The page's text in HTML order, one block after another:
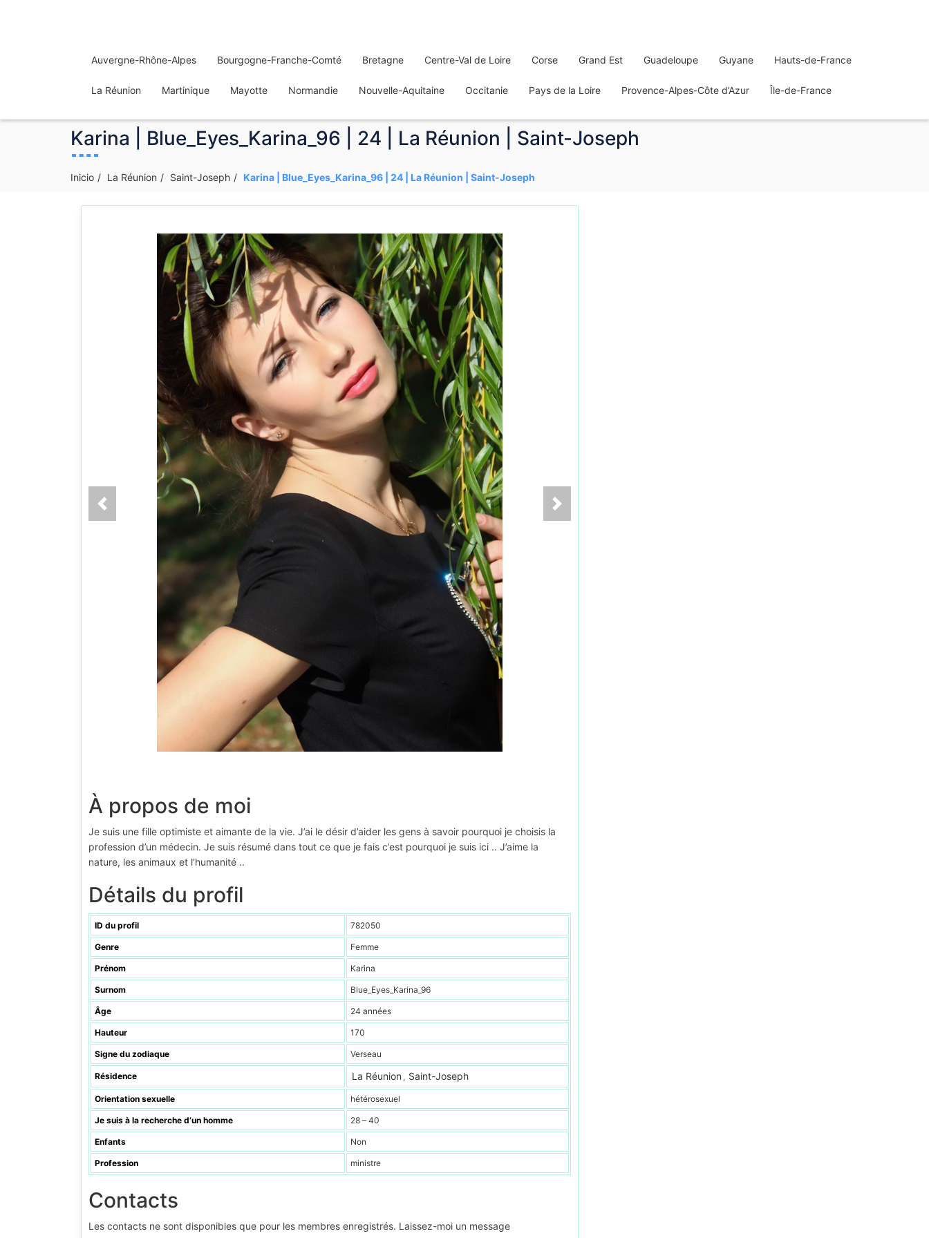
Auvergne-Rhône-Alpes Bourgogne-Franche-Comté Bretagne Centre-Val de Loire Corse Grand Est Guadeloupe Guyane Hauts-de-France
La Réunion Martinique Mayotte Normandie Nouvelle-Aquitaine Occitanie Pays de la Loire Provence-Alpes-Côte d’Azur Île-de-France
Karina | Blue_Eyes_Karina_96 | 24 | La Réunion | Saint-Joseph
Inicio La Réunion Saint-Joseph Karina | Blue_Eyes_Karina_96 | 24 | La Réunion | Saint-Joseph
À propos de moi
Je suis une fille optimiste et aimante de la vie. J’ai le désir d’aider les gens à savoir pourquoi je choisis la
profession d’un médecin. Je suis résumé dans tout ce que je fais c’est pourquoi je suis ici .. J’aime la
nature, les animaux et l’humanité ..
Détails du profil
ID du profil 782050
Genre Femme
Prénom Karina
Surnom Blue_Eyes_Karina_96
Âge 24 années
Hauteur 170
Signe du zodiaque Verseau
Résidence La Réunion , Saint-Joseph
Orientation sexuelle hétérosexuel
Je suis à la recherche d’un homme 28 – 40
Enfants Non
Profession ministre
Contacts
Les contacts ne sont disponibles que pour les membres enregistrés. Laissez-moi un message